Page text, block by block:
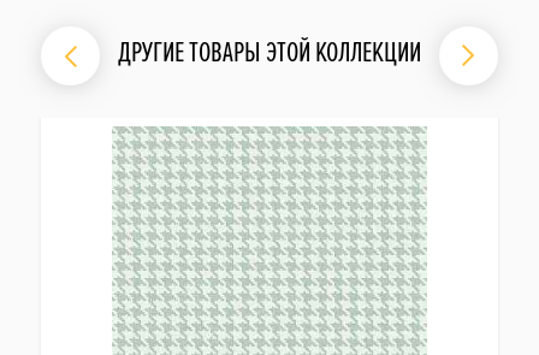
ДРУГИЕ ТОВАРЫ ЭТОЙ КОЛЛЕКЦИИ